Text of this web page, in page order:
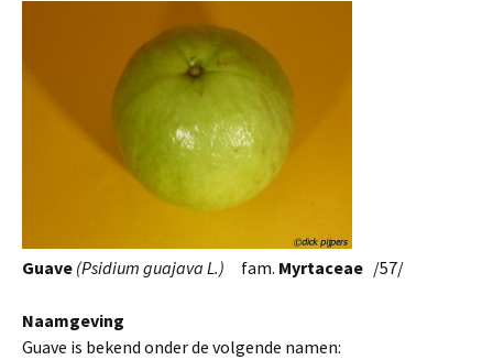
Guave (Psidium guajava L.) fam. Myrtaceae /57/
Naamgeving
Guave is bekend onder de volgende namen: